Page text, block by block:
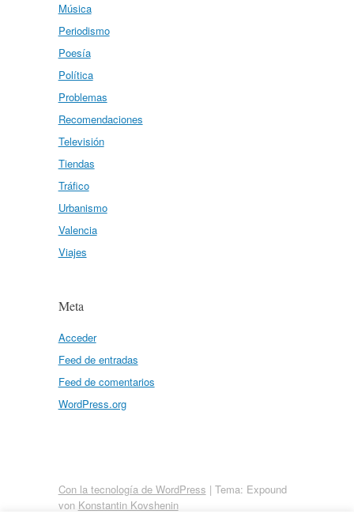
Música
Periodismo
Poesía
Política
Problemas
Recomendaciones
Televisión
Tiendas
Tráfico
Urbanismo
Valencia
Viajes
Meta
Acceder
Feed de entradas
Feed de comentarios
WordPress.org
Con la tecnología de WordPress | Tema: Expound
von Konstantin Kovshenin